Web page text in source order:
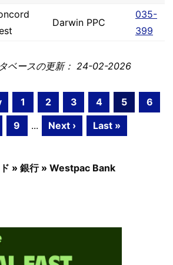
Darwin PPC
035-
399
ベースの更新： 24-02-2026
1 2 3 4 5
6
9 ... Next › Last »
» 銀行» Westpac Bank